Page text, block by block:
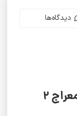
دیدگاه‌ها
2